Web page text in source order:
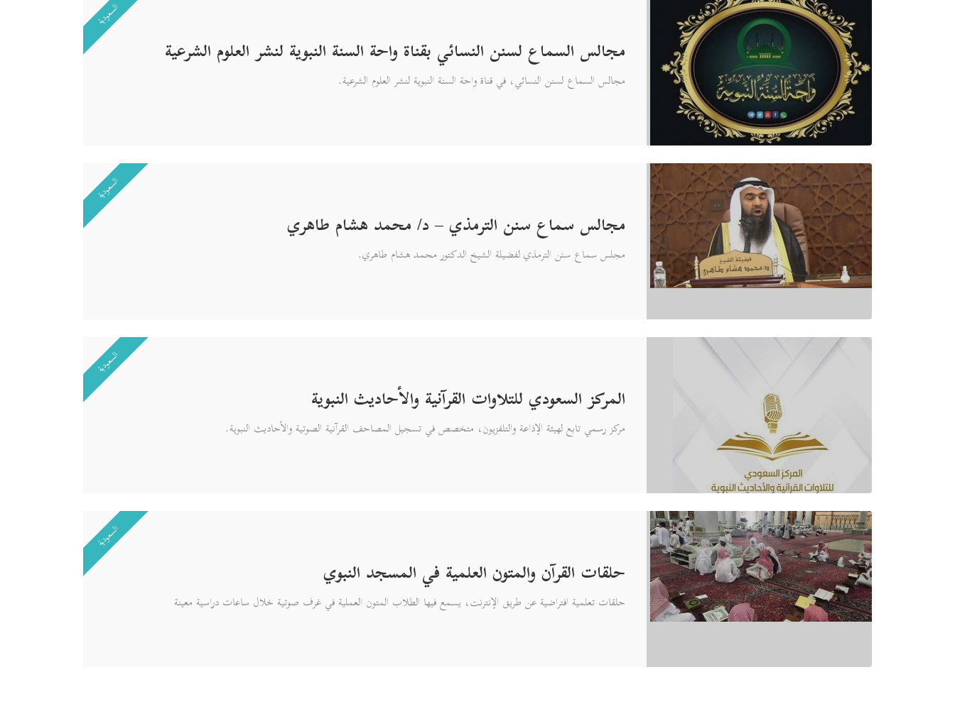
السعودية
مجالس السماع لسنن النسائي بقناة واحة السنة النبوية لنشر العلوم الشرعية
مجالس السماع لسنن النسائي، في قناة واحة السنة النبوية لنشر العلوم الشرعية.
السعودية
مجالس سماع سنن الترمذي – د/ محمد هشام طاهري
مجلس سماع سنن الترمذي لفضيلة الشيخ الدكتور محمد هشام طاهري.
السعودية
المركز السعودي للتلاوات القرآنية والأحاديث النبوية
مركز رسمي تابع لهيئة الإذاعة والتلفزيون، متخصص في تسجيل المصاحف القرآنية الصوتية والأحاديث النبوية.
السعودية
حلقات القرآن والمتون العلمية في المسجد النبوي
حلقات تعلمية افتراضية عن طريق الإنترنت، يسمع فيها الطلاب المتون العملية في غرف صوتية خلال ساعات دراسية معينة